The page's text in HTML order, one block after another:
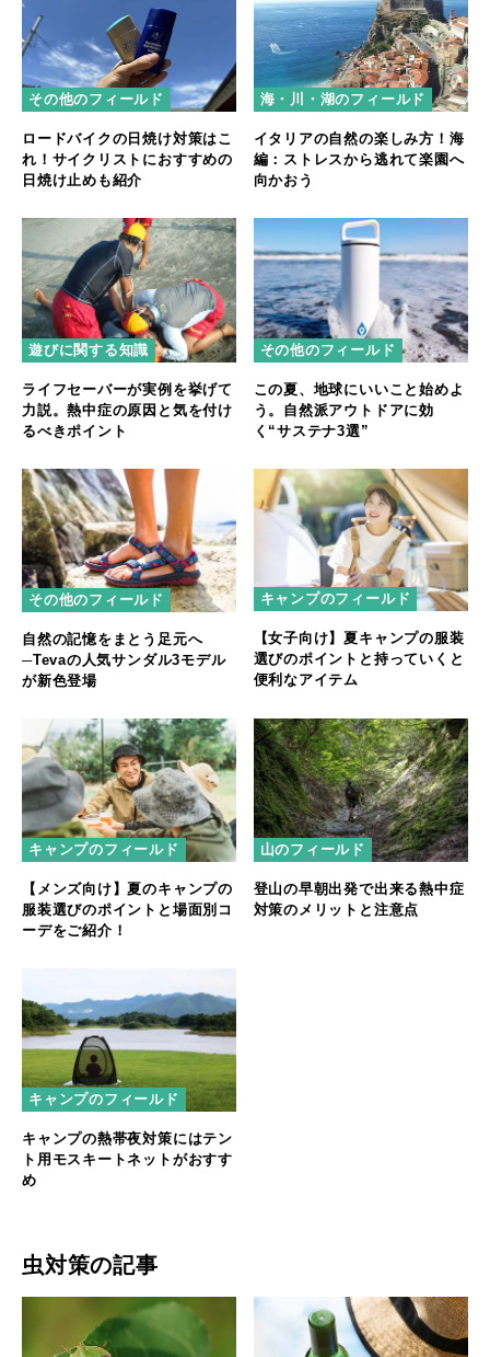
その他のフィールド
ロードバイクの日焼け対策はこ
れ！サイクリストにおすすめの
日焼け止めも紹介
海・川・湖のフィールド
イタリアの自然の楽しみ方！海
編：ストレスから逃れて楽園へ
向かおう
遊びに関する知識
ライフセーバーが実例を挙げて
力説。熱中症の原因と気を付け
るべきポイント
その他のフィールド
この夏、地球にいいこと始めよ
う。自然派アウトドアに効
く“サステナ3選”
その他のフィールド
自然の記憶をまとう足元へ
─Tevaの人気サンダル3モデル
が新色登場
キャンプのフィールド
【女子向け】夏キャンプの服装
選びのポイントと持っていくと
便利なアイテム
キャンプのフィールド
【メンズ向け】夏のキャンプの
服装選びのポイントと場面別コ
ーデをご紹介！
山のフィールド
登山の早朝出発で出来る熱中症
対策のメリットと注意点
キャンプのフィールド
キャンプの熱帯夜対策にはテン
ト用モスキートネットがおすす
め
虫対策の記事